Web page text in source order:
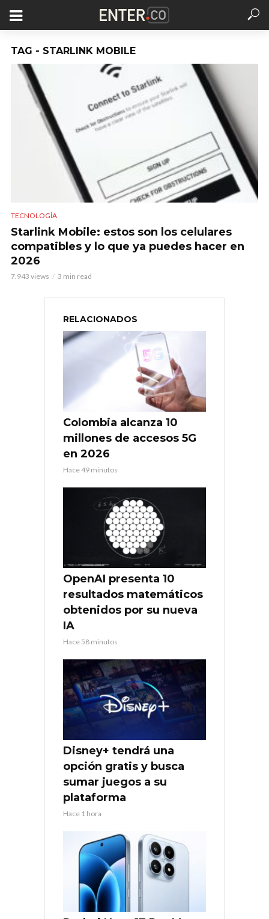
TAG - STARLINK MOBILE
TECNOLOGÍA
Starlink Mobile: estos son los celulares
compatibles y lo que ya puedes hacer en
2026
7.943 views 3 min read
RELACIONADOS
Colombia alcanza 10
millones de accesos 5G
en 2026
Hace 49 minutos
OpenAI presenta 10
resultados matemáticos
obtenidos por su nueva
IA
Hace 58 minutos
Disney+ tendrá una
opción gratis y busca
sumar juegos a su
plataforma
Hace 1 hora